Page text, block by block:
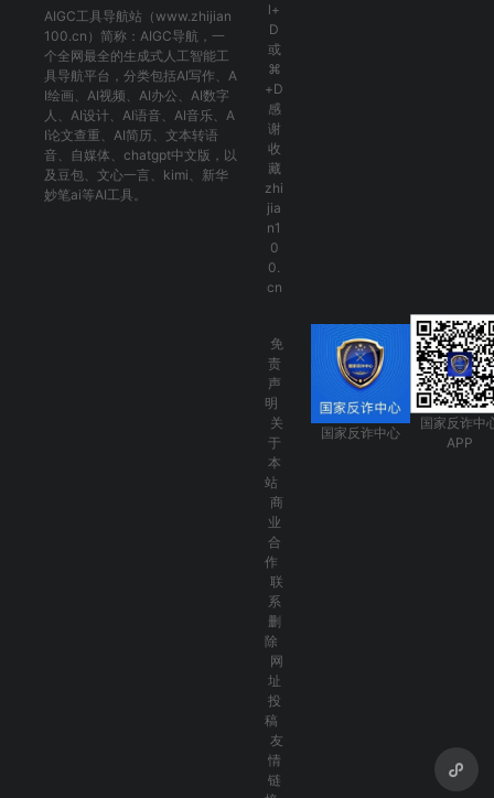
AIGC工具导航站（www.zhijian
100.cn）简称： AIGC导航 ，一
个全网最全的生成式人工智能工
具导航平台，分类包括AI写作 、 A
I绘画 、 AI视频 、 AI办公 、 AI数字
人 、 AI设计、 AI语音、 AI音乐、 A
I论文查重 、 AI简历 、 文本转语
音、 自媒体 、 chatgpt中文版 ，以
及 豆包、 文心一言 、 kimi 、 新华
妙笔ai等AI工具。
l+
D
或
⌘
+D
感
谢
收
藏
zhi
jia
n1
0
0.
cn
免
责
声
明
关
于
本
站
商
业
合
作
联
系
删
除
网
址
投
稿
友
情
链
国家反诈中心
国家反诈中
APP